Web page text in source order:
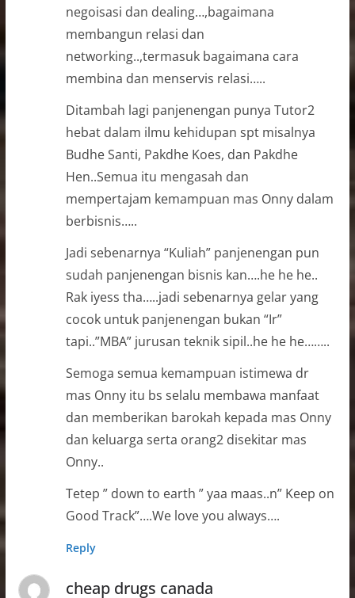
negoisasi dan dealing…,bagaimana
membangun relasi dan
networking..,termasuk bagaimana cara
membina dan menservis relasi…..
Ditambah lagi panjenengan punya Tutor2
hebat dalam ilmu kehidupan spt misalnya
Budhe Santi, Pakdhe Koes, dan Pakdhe
Hen..Semua itu mengasah dan
mempertajam kemampuan mas Onny dalam
berbisnis…..
Jadi sebenarnya “Kuliah” panjenengan pun
sudah panjenengan bisnis kan….he he he..
Rak iyess tha…..jadi sebenarnya gelar yang
cocok untuk panjenengan bukan “Ir”
tapi..”MBA” jurusan teknik sipil..he he he……..
Semoga semua kemampuan istimewa dr
mas Onny itu bs selalu membawa manfaat
dan memberikan barokah kepada mas Onny
dan keluarga serta orang2 disekitar mas
Onny..
Tetep ” down to earth ” yaa maas..n” Keep on
Good Track”….We love you always….
Reply
cheap drugs canada